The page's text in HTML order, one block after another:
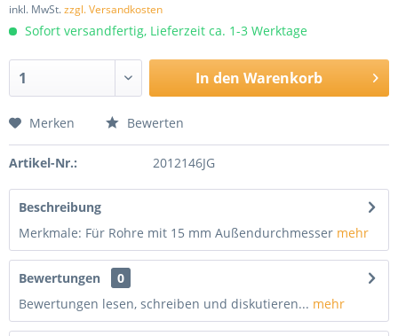
inkl. MwSt.zzgl. Versandkosten
Sofort versandfertig, Lieferzeit ca. 1-3 Werktage
In den Warenkorb
Merken Bewerten
Artikel-Nr.: 2012146JG
Beschreibung
Merkmale: Für Rohre mit 15 mm Außendurchmesser mehr
Bewertungen
0
Bewertungen lesen, schreiben und diskutieren... mehr